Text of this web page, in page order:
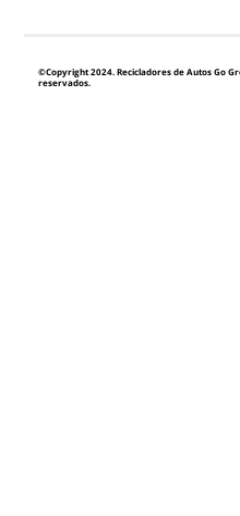
©Copyright 2024. Recicladores de Autos Go
reservados.